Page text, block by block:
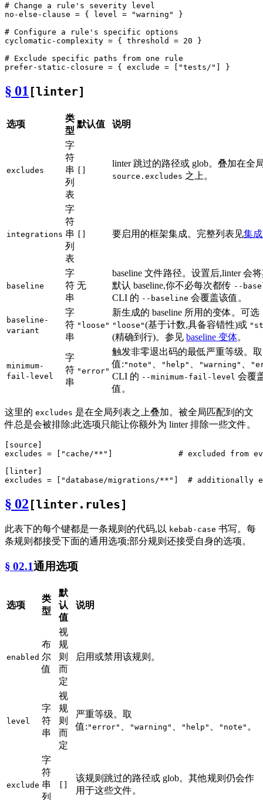
# Change a rule's severity level
no-else-clause = { level = "warning"
}
# Configure a rule's specific options
cyclomatic-complexity = { threshold = 20 }
# Exclude specific paths from one rule
prefer-static-closure = { exclude = [ "tests/"
§ 01 [linter]
选项
类
型
默认值 说明
excludes
字
符
串
列
表
[]
linter 跳过的路径或 glob。叠加在全
source.excludes 之上。
integrations
字
符
串
列
表
[] 要启用的框架集成。完整列表见集
baseline
字
符
串
无
baseline 文件路径。设置后,linter 会
默认 baseline,你不必每次都传 --
CLI 的 --baseline 会覆盖该值。
baseline-
variant
字
符
串
"loose"
新生成的 baseline 所用的变体。可选
"loose"(基于计数,具备容错性)或
(精确到行)。参见 baseline 变体。
minimum-
fail-level
字
符
串
"error"
触发非零退出码的最低严重等级。取
值: "note" "help" "warning"
CLI 的 --minimum-fail-level 会覆
值。
这里的 excludes 是在全局列表之上叠加。被全局匹配到的文
件总是会被排除;此选项只能让你额外为 linter 排除一些文件。
[source]
excludes = [ "cache/**" ] # excluded from
[linter]
excludes = [ "database/migrations/**" ] # additionally
§ 02 [linter.rules]
此表下的每个键都是一条规则的代码,以 kebab-case 书写。每
条规则都接受下面的通用选项;部分规则还接受自身的选项。
§ 02.1通用选项
选项
类
型
默
认
值
说明
enabled
布
尔
值
视
规
则
而
定
启用或禁用该规则。
level
字
符
串
视
规
则
而
定
严重等级。取
值: "error" "warning" "help" "note" 。
exclude
字
符
串
列
该规则跳过的路径或 glob。其他规则仍会作
用于这些文件。